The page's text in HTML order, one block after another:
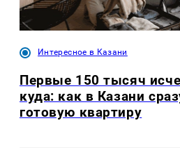
Интересное в Казани
Первые 150 тысяч
куда: как в Казани
готовую квартиру